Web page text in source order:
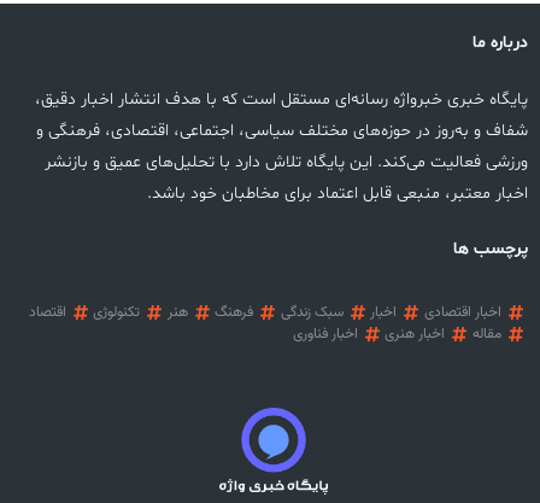
درباره ما
پایگاه خبری خبرواژه رسانه‌ای مستقل است که با هدف انتشار اخبار دقیق،
شفاف و به‌روز در حوزه‌های مختلف سیاسی، اجتماعی، اقتصادی، فرهنگی و
ورزشی فعالیت می‌کند. این پایگاه تلاش دارد با تحلیل‌های عمیق و بازنشر
اخبار معتبر، منبعی قابل اعتماد برای مخاطبان خود باشد.
پرچسب ها
اخبار اقتصادی اخبار سبک زندگی فرهنگ هنر تکنولوژی
اقتصاد
مقاله
اخبار هنری اخبار فناوری